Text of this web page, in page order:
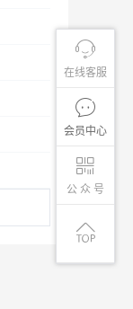
在线客服
会员中心
公 众 号